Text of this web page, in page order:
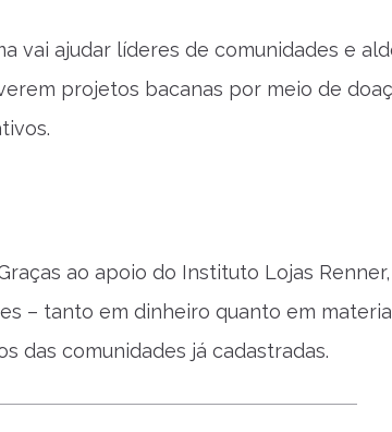
vai ajudar líderes de comunidades e
projetos bacanas por meio de
ao apoio do Instituto Lojas Renner,
– tanto em dinheiro quanto em
das comunidades já cadastradas.